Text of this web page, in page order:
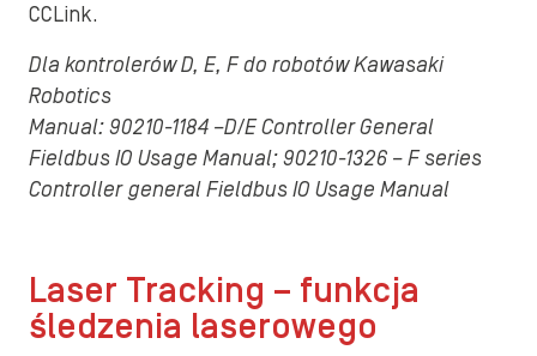
CCLink.
Dla kontrolerów D, E, F do robotów Kawasaki
Robotics
Manual: 90210-1184 –D/E Controller General
Fieldbus IO Usage Manual; 90210-1326 – F series
Controller general Fieldbus IO Usage Manual
Laser Tracking – funkcja
śledzenia laserowego